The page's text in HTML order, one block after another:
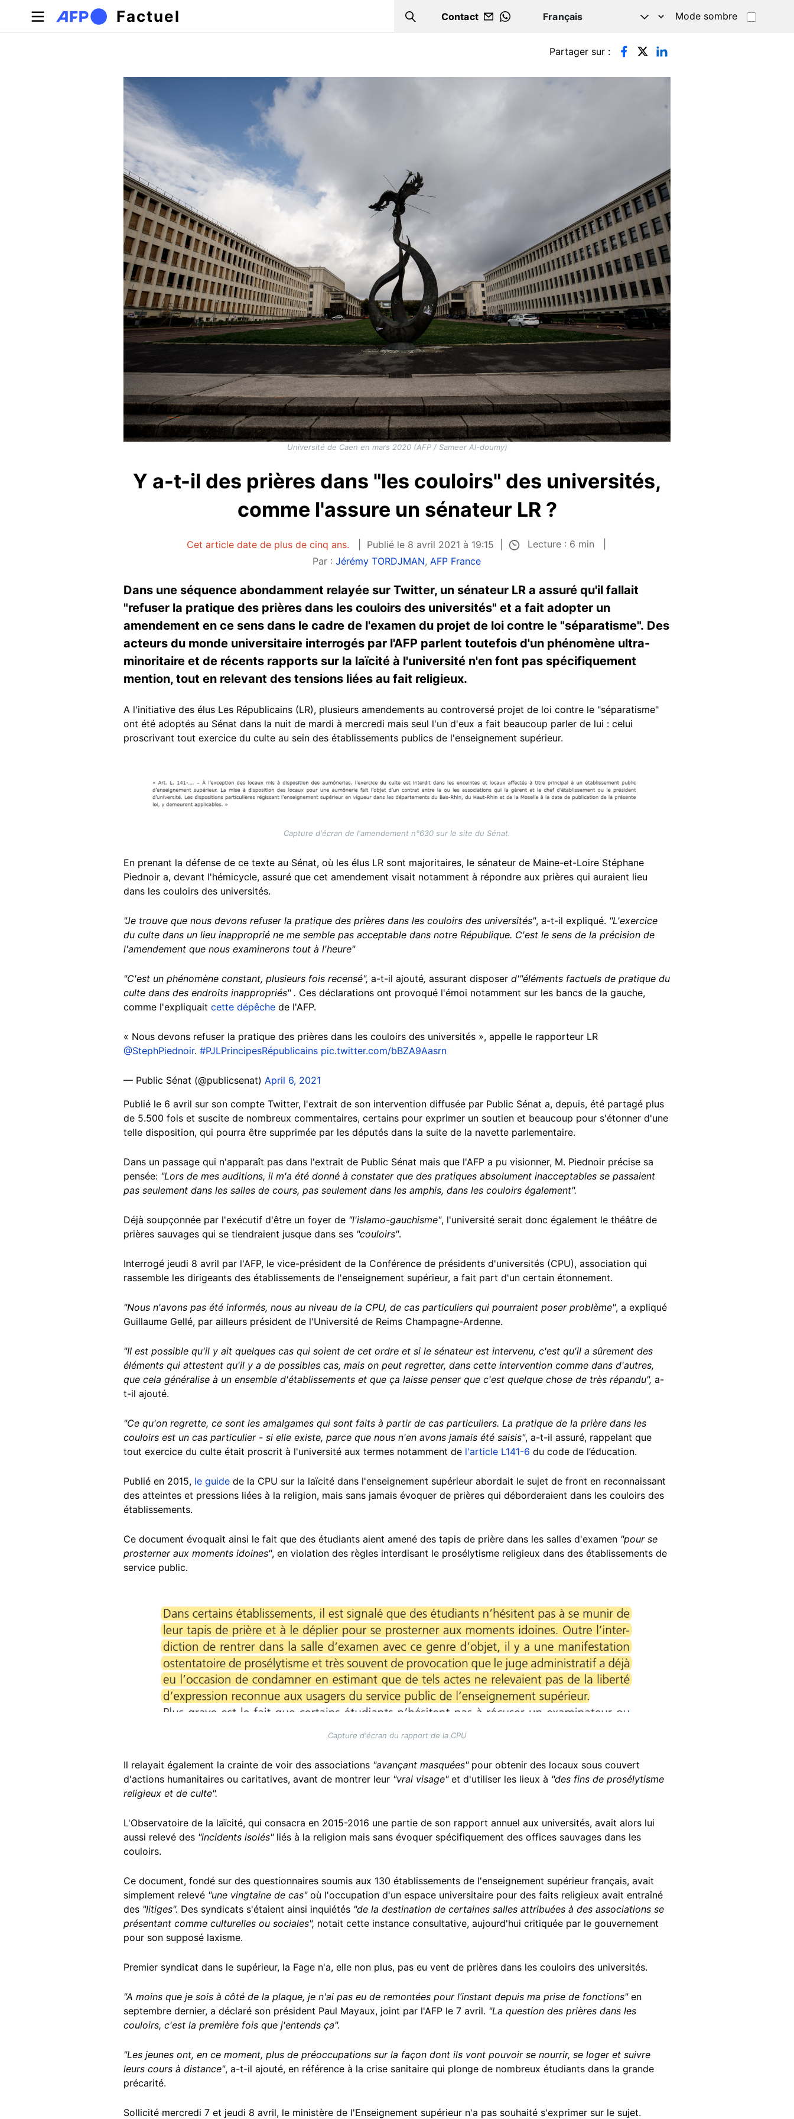
Aller au contenu principal
Factuel Search
Contact
WHATSAPP
Mode sombre
Onglets principaux Partager sur :
Université de Caen en mars 2020 (AFP / Sameer Al-doumy)
Y a-t-il des prières dans "les couloirs" des universités,
comme l'assure un sénateur LR ?
Cet article date de plus de cinq ans. Publié le 8 avril 2021 à 19:15
Lecture : 6 min
Par :Jérémy TORDJMAN,AFP France
Dans une séquence abondamment relayée sur Twitter, un sénateur LR a assuré qu'il fallait
"refuser la pratique des prières dans les couloirs des universités" et a fait adopter un
amendement en ce sens dans le cadre de l'examen du projet de loi contre le "séparatisme". Des
acteurs du monde universitaire interrogés par l'AFP parlent toutefois d'un phénomène ultra-
minoritaire et de récents rapports sur la laïcité à l'université n'en font pas spécifiquement
mention, tout en relevant des tensions liées au fait religieux.
A l'initiative des élus Les Républicains (LR), plusieurs amendements au controversé projet de loi contre le "séparatisme"
ont été adoptés au Sénat dans la nuit de mardi à mercredi mais seul l'un d'eux a fait beaucoup parler de lui : celui
proscrivant tout exercice du culte au sein des établissements publics de l'enseignement supérieur.
Capture d'écran de l'amendement n°630 sur le site du Sénat.
En prenant la défense de ce texte au Sénat, où les élus LR sont majoritaires, le sénateur de Maine-et-Loire Stéphane
Piednoir a, devant l'hémicycle, assuré que cet amendement visait notamment à répondre aux prières qui auraient lieu
dans les couloirs des universités.
"Je trouve que nous devons refuser la pratique des prières dans les couloirs des universités", a-t-il expliqué. "L'exercice
du culte dans un lieu inapproprié ne me semble pas acceptable dans notre République. C'est le sens de la précision de
l'amendement que nous examinerons tout à l'heure"
"C'est un phénomène constant, plusieurs fois recensé", a-t-il ajouté, assurant disposer d'"éléments factuels de pratique du
culte dans des endroits inappropriés" . Ces déclarations ont provoqué l'émoi notamment sur les bancs de la gauche,
comme l'expliquait cette dépêche de l'AFP.
« Nous devons refuser la pratique des prières dans les couloirs des universités », appelle le rapporteur LR
@StephPiednoir. #PJLPrincipesRépublicains pic.twitter.com/bBZA9Aasrn
— Public Sénat (@publicsenat) April 6, 2021
Publié le 6 avril sur son compte Twitter, l'extrait de son intervention diffusée par Public Sénat a, depuis, été partagé plus
de 5.500 fois et suscite de nombreux commentaires, certains pour exprimer un soutien et beaucoup pour s'étonner d'une
telle disposition, qui pourra être supprimée par les députés dans la suite de la navette parlementaire.
Dans un passage qui n'apparaît pas dans l'extrait de Public Sénat mais que l'AFP a pu visionner, M. Piednoir précise sa
pensée: "Lors de mes auditions, il m'a été donné à constater que des pratiques absolument inacceptables se passaient
pas seulement dans les salles de cours, pas seulement dans les amphis, dans les couloirs également".
Déjà soupçonnée par l'exécutif d'être un foyer de "l'islamo-gauchisme", l'université serait donc également le théâtre de
prières sauvages qui se tiendraient jusque dans ses "couloirs".
Interrogé jeudi 8 avril par l'AFP, le vice-président de la Conférence de présidents d'universités (CPU), association qui
rassemble les dirigeants des établissements de l'enseignement supérieur, a fait part d'un certain étonnement.
"Nous n'avons pas été informés, nous au niveau de la CPU, de cas particuliers qui pourraient poser problème", a expliqué
Guillaume Gellé, par ailleurs président de l'Université de Reims Champagne-Ardenne.
"II est possible qu'il y ait quelques cas qui soient de cet ordre et si le sénateur est intervenu, c'est qu'il a sûrement des
éléments qui attestent qu'il y a de possibles cas, mais on peut regretter, dans cette intervention comme dans d'autres,
que cela généralise à un ensemble d'établissements et que ça laisse penser que c'est quelque chose de très répandu", a-
t-il ajouté.
"Ce qu'on regrette, ce sont les amalgames qui sont faits à partir de cas particuliers. La pratique de la prière dans les
couloirs est un cas particulier - si elle existe, parce que nous n'en avons jamais été saisis", a-t-il assuré, rappelant que
tout exercice du culte était proscrit à l'université aux termes notamment de l'article L141-6 du code de l’éducation.
Publié en 2015, le guide de la CPU sur la laïcité dans l'enseignement supérieur abordait le sujet de front en reconnaissant
des atteintes et pressions liées à la religion, mais sans jamais évoquer de prières qui déborderaient dans les couloirs des
établissements.
Ce document évoquait ainsi le fait que des étudiants aient amené des tapis de prière dans les salles d'examen "pour se
prosterner aux moments idoines", en violation des règles interdisant le prosélytisme religieux dans des établissements de
service public.
Capture d'écran du rapport de la CPU
Il relayait également la crainte de voir des associations "avançant masquées" pour obtenir des locaux sous couvert
d'actions humanitaires ou caritatives, avant de montrer leur "vrai visage" et d'utiliser les lieux à "des fins de prosélytisme
religieux et de culte".
L'Observatoire de la laïcité, qui consacra en 2015-2016 une partie de son rapport annuel aux universités, avait alors lui
aussi relevé des "incidents isolés" liés à la religion mais sans évoquer spécifiquement des offices sauvages dans les
couloirs.
Ce document, fondé sur des questionnaires soumis aux 130 établissements de l'enseignement supérieur français, avait
simplement relevé "une vingtaine de cas"où l'occupation d'un espace universitaire pour des faits religieux avait entraîné
des "litiges". Des syndicats s'étaient ainsi inquiétés "de la destination de certaines salles attribuées à des associations se
présentant comme culturelles ou sociales", notait cette instance consultative, aujourd'hui critiquée par le gouvernement
pour son supposé laxisme.
Premier syndicat dans le supérieur, la Fage n'a, elle non plus, pas eu vent de prières dans les couloirs des universités.
"A moins que je sois à côté de la plaque, je n'ai pas eu de remontées pour l’instant depuis ma prise de fonctions" en
septembre dernier, a déclaré son président Paul Mayaux, joint par l'AFP le 7 avril. "La question des prières dans les
couloirs, c'est la première fois que j'entends ça".
"Les jeunes ont, en ce moment, plus de préoccupations sur la façon dont ils vont pouvoir se nourrir, se loger et suivre
leurs cours à distance", a-t-il ajouté, en référence à la crise sanitaire qui plonge de nombreux étudiants dans la grande
précarité.
Sollicité mercredi 7 et jeudi 8 avril, le ministère de l'Enseignement supérieur n'a pas souhaité s'exprimer sur le sujet.